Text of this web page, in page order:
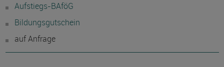
Aufstiegs-BAföG
Bildungsgutschein
auf Anfrage